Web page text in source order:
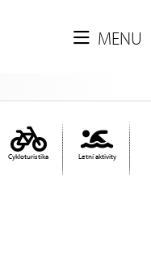
MENU
Cykloturistika Letní aktivity